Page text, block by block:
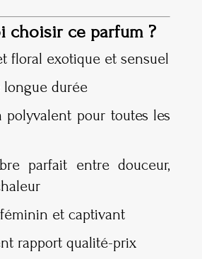
choisir ce parfum ?
floral exotique et sensuel
durée
pour toutes les
parfait entre douceur,
et captivant
rapport qualité-prix